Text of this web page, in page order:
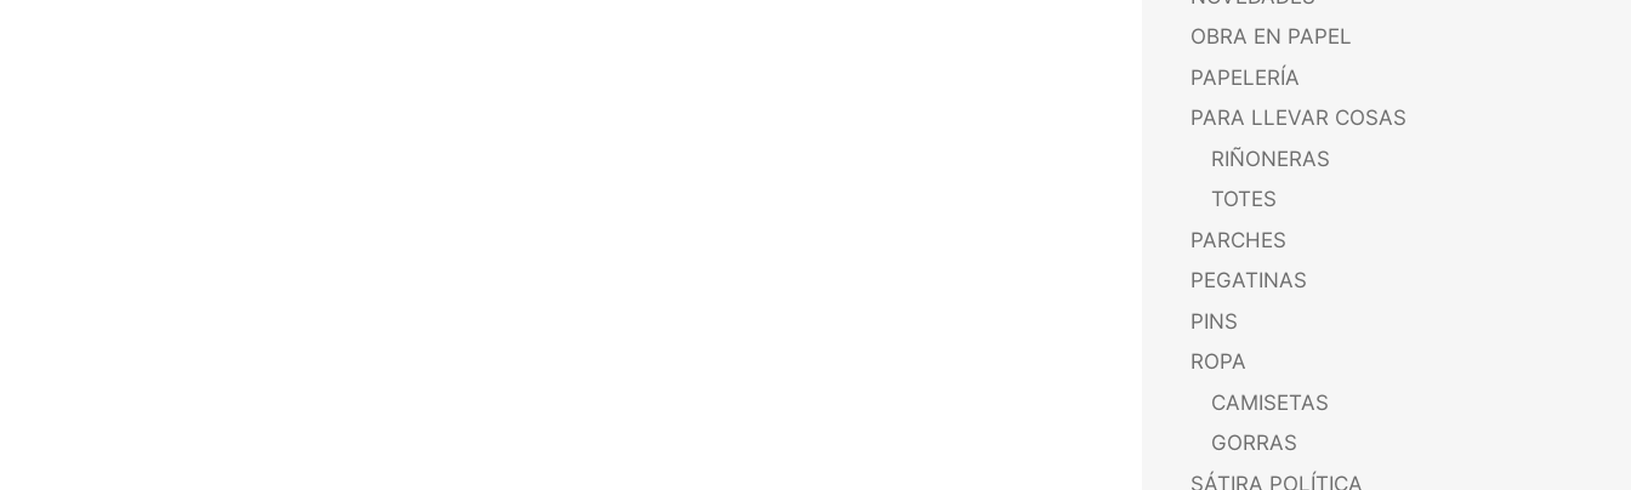
OBRA EN PAPEL
PAPELERÍA
PARA LLEVAR COSAS
RIÑONERAS
TOTES
PARCHES
PEGATINAS
PINS
ROPA
CAMISETAS
GORRAS
SÁTIRA POLÍTICA